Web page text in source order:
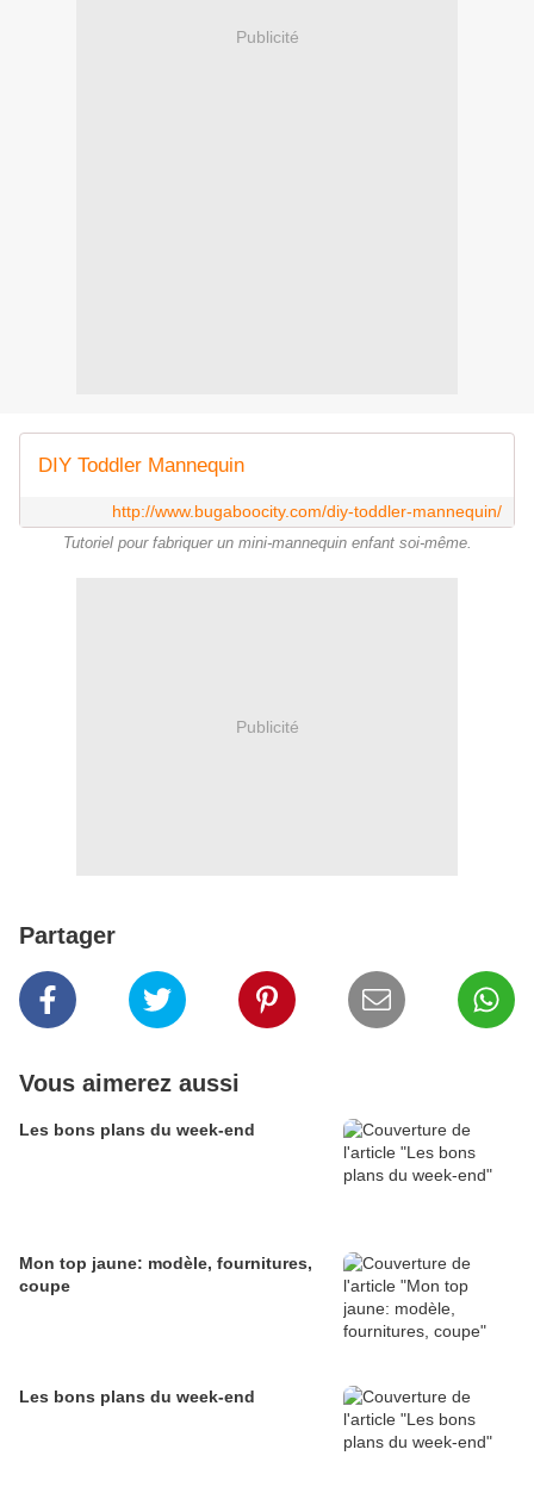
Publicité
DIY Toddler Mannequin
http://www.bugaboocity.com/diy-toddler-mannequin/
Tutoriel pour fabriquer un mini-mannequin enfant soi-même.
Publicité
Partager
Vous aimerez aussi
Les bons plans du week-end
Mon top jaune: modèle, fournitures,
coupe
Les bons plans du week-end